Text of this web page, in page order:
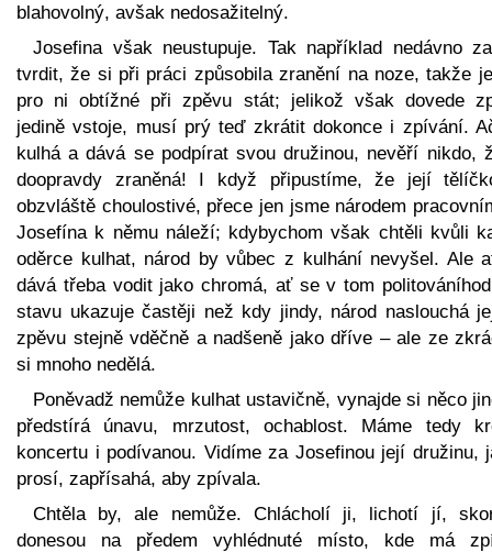
blahovolný, avšak nedosažitelný.
Josefina však neustupuje. Tak například nedávno
tvrdit, že si při práci způsobila zranění na noze, takže
pro ni obtížné při zpěvu stát; jelikož však dovede
jedině vstoje, musí prý teď zkrátit dokonce i zpívání.
kulhá a dává se podpírat svou družinou, nevěří nikdo,
doopravdy zraněná! I když připustíme, že její
obzvláště choulostivé, přece jen jsme národem
Josefína k němu náleží; kdybychom však chtěli kvůli
oděrce kulhat, národ by vůbec z kulhání nevyšel. Ale
dává třeba vodit jako chromá, ať se v tom
stavu ukazuje častěji než kdy jindy, národ naslouchá
zpěvu stejně vděčně a nadšeně jako dříve – ale ze
si mnoho nedělá.
Poněvadž nemůže kulhat ustavičně, vynajde si něco
předstírá únavu, mrzutost, ochablost. Máme tedy
koncertu i podívanou. Vidíme za Josefinou její družinu,
prosí, zapřísahá, aby zpívala.
Chtěla by, ale nemůže. Chlácholí ji, lichotí jí,
donesou na předem vyhlédnuté místo, kde má